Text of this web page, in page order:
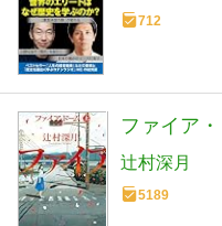
712
ファイア
辻村深月
5189